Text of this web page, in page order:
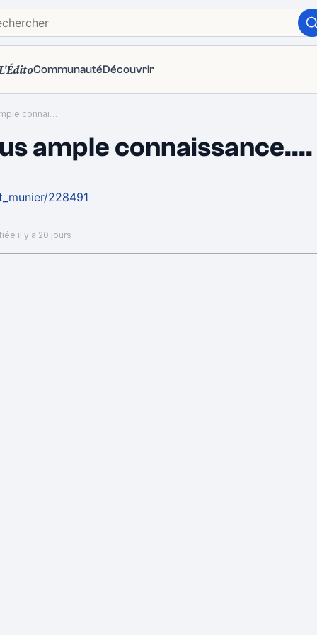
CommunautéDécouvrir
Et si nous faisions plus ample connaissance....
ample connaissance....
228491
il y a 20 jours